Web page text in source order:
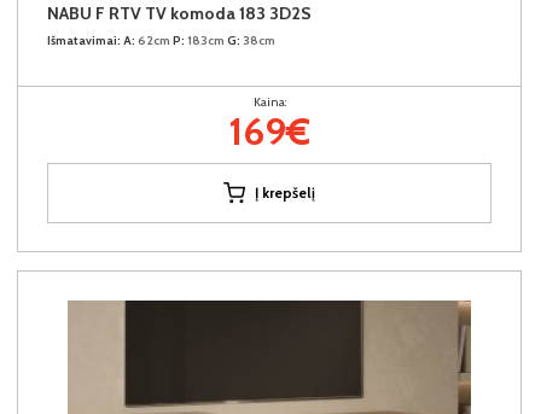
NABU F RTV TV komoda 183 3D2S
Išmatavimai: A: 62cm P: 183cm G: 38cm
Kaina:
169€
Į krepšelį